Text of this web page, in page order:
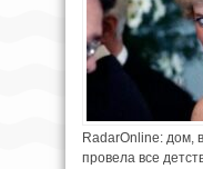
RadarOnline: дом,
провела все